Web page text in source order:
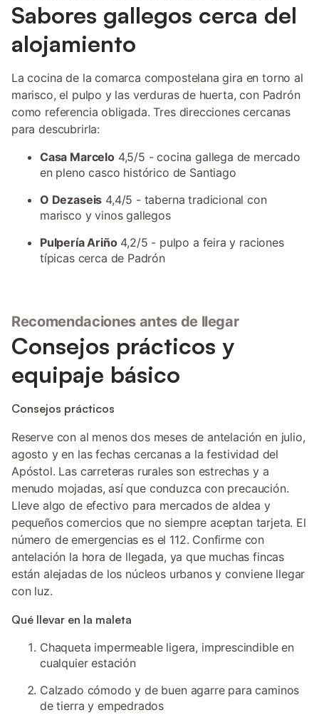
Sabores gallegos cerca del
alojamiento
La cocina de la comarca compostelana gira en torno al
marisco, el pulpo y las verduras de huerta, con Padrón
como referencia obligada. Tres direcciones cercanas
para descubrirla:
Casa Marcelo4,5/5 - cocina gallega de mercado
en pleno casco histórico de Santiago
O Dezaseis 4,4/5 - taberna tradicional con
marisco y vinos gallegos
Pulpería Ariño4,2/5 - pulpo a feira y raciones
típicas cerca de Padrón
Recomendaciones antes de llegar
Consejos prácticos y
equipaje básico
Consejos prácticos
Reserve con al menos dos meses de antelación en julio,
agosto y en las fechas cercanas a la festividad del
Apóstol. Las carreteras rurales son estrechas y a
menudo mojadas, así que conduzca con precaución.
Lleve algo de efectivo para mercados de aldea y
pequeños comercios que no siempre aceptan tarjeta. El
número de emergencias es el 112. Confirme con
antelación la hora de llegada, ya que muchas fincas
están alejadas de los núcleos urbanos y conviene llegar
con luz.
Qué llevar en la maleta
Chaqueta impermeable ligera, imprescindible en
cualquier estación
Calzado cómodo y de buen agarre para caminos
de tierra y empedrados